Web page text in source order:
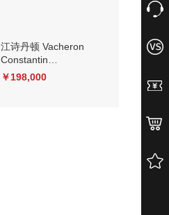
江诗丹顿 Vacheron
Constantin
PATRIMONY 传承
￥198,000